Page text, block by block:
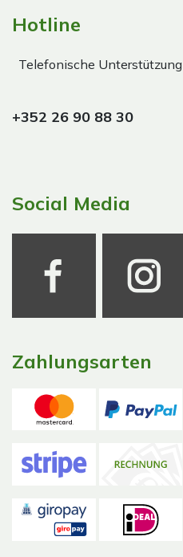
Hotline
Telefonische
+352 26 90 88 30
Social Media
Zahlungsarten